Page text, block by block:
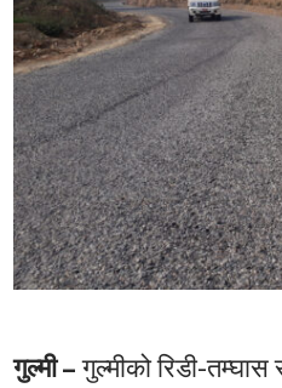
गुल्मी –गुल्मीको रिडी-